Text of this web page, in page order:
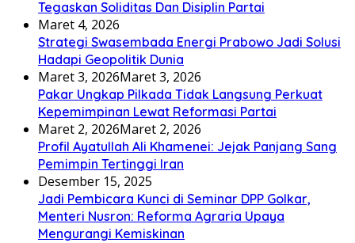
Tegaskan Soliditas Dan Disiplin Partai
Maret 4, 2026
Strategi Swasembada Energi Prabowo Jadi Solusi
Hadapi Geopolitik Dunia
Maret 3, 2026Maret 3, 2026
Pakar Ungkap Pilkada Tidak Langsung Perkuat
Kepemimpinan Lewat Reformasi Partai
Maret 2, 2026Maret 2, 2026
Profil Ayatullah Ali Khamenei: Jejak Panjang Sang
Pemimpin Tertinggi Iran
Desember 15, 2025
Jadi Pembicara Kunci di Seminar DPP Golkar,
Menteri Nusron: Reforma Agraria Upaya
Mengurangi Kemiskinan